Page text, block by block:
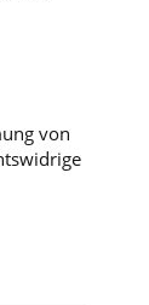
von